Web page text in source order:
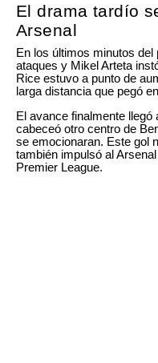
El drama tardío
Arsenal
En los últimos minutos
ataques y Mikel Arteta
Rice estuvo a punto de
larga distancia que pegó
El avance finalmente
cabeceó otro centro de
se emocionaran. Este gol
también impulsó al
Premier League.